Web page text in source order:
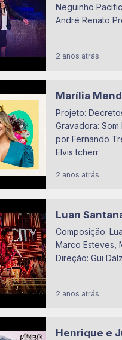
Neguinho
André Renato
2 anos atrás
Marília
Projeto:
Gravadora:
por Fernando
Elvis tcherr
2 anos atrás
Luan
Composição:
Marco Esteves,
Direção: Gui
2 anos atrás
Henrique e